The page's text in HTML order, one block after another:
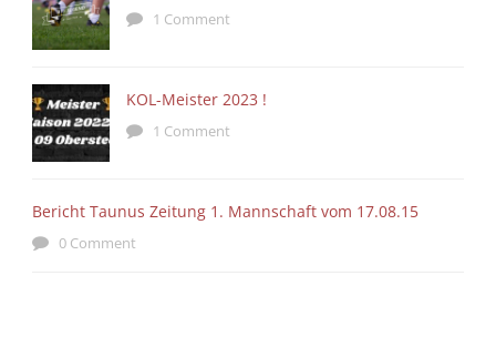
1 Comment
KOL-Meister 2023 !
1 Comment
Bericht Taunus Zeitung 1. Mannschaft vom 17.08.15
0 Comment